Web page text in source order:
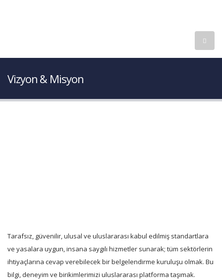
Vizyon & Misyon
Tarafsız, güvenilir, ulusal ve uluslararası kabul edilmiş standartlara
ve yasalara uygun, insana saygılı hizmetler sunarak; tüm sektörlerin
ihtiyaçlarına cevap verebilecek bir belgelendirme kuruluşu olmak. Bu
bilgi, deneyim ve birikimlerimizi uluslararası platforma taşımak.